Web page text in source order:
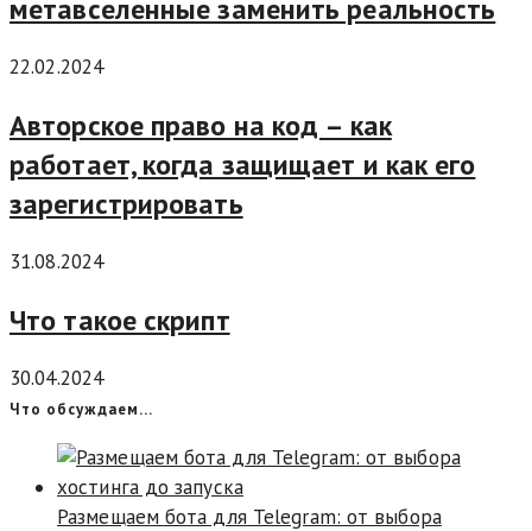
метавселенные заменить реальность
22.02.2024
Авторское право на код – как
работает, когда защищает и как его
зарегистрировать
31.08.2024
Что такое скрипт
30.04.2024
Что обсуждаем…
Размещаем бота для Telegram: от выбора